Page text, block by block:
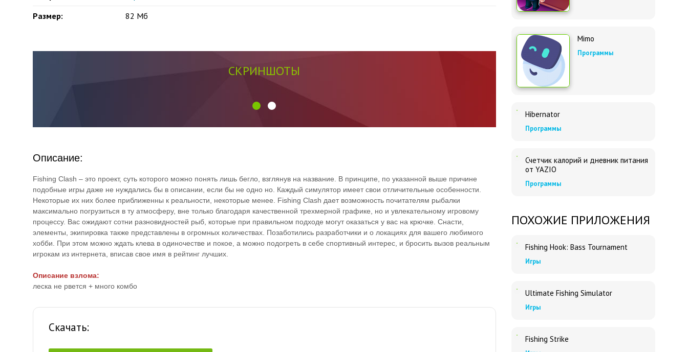
Размер:
82 Мб
СКРИНШОТЫ
Описание:
Fishing Clash – это проект, суть которого можно понять лишь бегло, взглянув на название. В принципе, по указанной выше причине
подобные игры даже не нуждались бы в описании, если бы не одно но. Каждый симулятор имеет свои отличительные особенности.
Некоторые их них более приближенны к реальности, некоторые менее. Fishing Clash дает возможность почитателям рыбалки
максимально погрузиться в ту атмосферу, вне только благодаря качественной трехмерной графике, но и увлекательному игровому
процессу. Вас ожидают сотни разновидностей рыб, которые при правильном подходе могут оказаться у вас на крючке. Снасти,
элементы, экипировка также представлены в огромных количествах. Позаботились разработчики и о локациях для вашего любимого
хобби. При этом можно ждать клева в одиночестве и покое, а можно подогреть в себе спортивный интерес, и бросить вызов реальным
игрокам из интернета, вписав свое имя в рейтинг лучших.
Описание взлома:
леска не рвется + много комбо
Скачать:
Mimo
Программы
Hibernator
Программы
Счетчик калорий и дневник питания
от YAZIO
Программы
ПОХОЖИЕ ПРИЛОЖЕНИЯ
Fishing Hook: Bass Tournament
Игры
Ultimate Fishing Simulator
Игры
Fishing Strike